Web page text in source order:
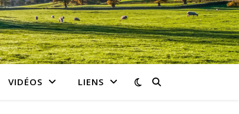
VIDÉOS LIENS